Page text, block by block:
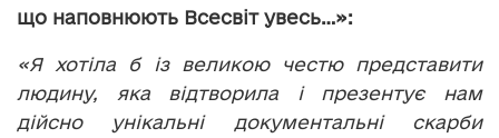
що наповнюють Всесвiт увесь…»:
«Я хотіла б із великою честю представити
людину, яка відтворила і презентує нам
дійсно унікальні документальні скарби